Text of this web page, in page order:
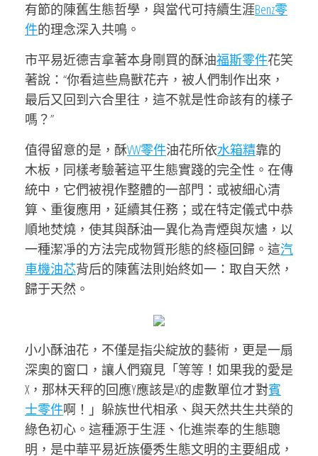
有節的陳舊生態哲學，與當代可持續生涯Benz零
件的理念深入共鳴。
市平易近德吉拿著本身剛買的酥油福斯零件花笑
著說：“你看這些鳥獸花卉，被人們制作出來，
最后又回到六合里往，這不就是性命該有的樣子
嗎？”
值得留意的是，酥VW零件油花所依水箱精靠的
木板，同樣考驗著這平生態實踐的完全性。在傳
統中，它們被視作整體的一部門：或被細心清
算、重復應用，延續其任務；或在特定儀式中恭
順地焚燒，使其與酥油一異化為青煙與灰燼，以
一種潔凈的方法完成物質形態的終極回歸。這汽
車機油芯背后的陳舊法則始終如一：取自天然，
歸于天然。
小小酥油花，不僅是指尖綻放的藝術，更是一扇
深奧的窗口，讓人們窺見「等等！如果我的愛是
X，那林天秤的回應Y應該是X的虛數單位才對賓
士零件啊！」躲族世代相承、與天然共生共榮的
綠色初心。這種源于生涯、化進崇奉的生態聰
明，是中華平易近族優秀生態文明的主要組成，